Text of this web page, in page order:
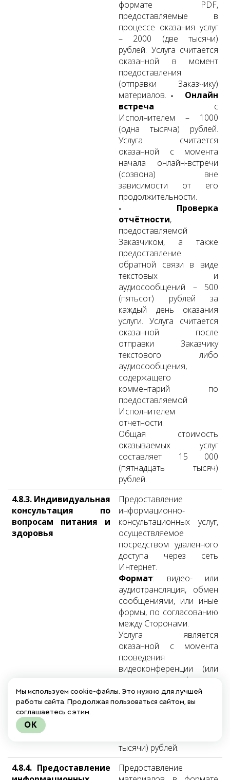
формате PDF,
предоставляемые в
процессе оказания услуг
– 2000 (две тысячи)
рублей. Услуга считается
оказанной в момент
предоставления
(отправки Заказчику)
материалов. -
Онлайн
встреча с
Исполнителем – 1000
(одна тысяча) рублей.
Услуга считается
оказанной с момента
начала онлайн-встречи
(созвона) вне
зависимости от его
продолжительности.
- Проверка
отчётности,
предоставляемой
Заказчиком, а также
предоставление
обратной связи в виде
текстовых и
аудиосообщений – 500
(пятьсот) рублей за
каждый день оказания
услуги. Услуга считается
оказанной после
отправки Заказчику
текстового либо
аудиосообщения,
содержащего
комментарий по
предоставляемой
Исполнителем
отчетности.
Общая стоимость
оказываемых услуг
составляет 15 000
(пятнадцать тысяч)
рублей.
4.8.3. Индивидуальная
консультация по
вопросам питания и
здоровья
Предоставление
информационно-
консультационных услуг,
осуществляемое
посредством удаленного
доступа через сеть
Интернет.
Формат: видео- или
аудиотрансляция, обмен
сообщениями, или иные
формы, по согласованию
между Сторонами.
Услуга является
оказанной с момента
проведения
видеоконференции (или
иного формата
консультации) и/или
окончания времени с
тысячи) рублей.
4.8.4. Предоставление
Предоставление
Мы используем cookie-файлы. Это нужно для лучшей
работы сайта. Продолжая пользоваться сайтом, вы
соглашаетесь с этим.
OK